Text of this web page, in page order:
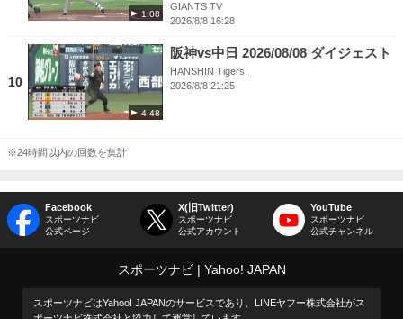
1:08
GIANTS TV
2026/8/8 16:28
10
4:48
阪神vs中日 2026/08/08 ダイジェスト
HANSHIN Tigers.
2026/8/8 21:25
※24時間以内の回数を集計
Facebook
スポーツナビ
公式ページ
X(旧Twitter)
スポーツナビ
公式アカウント
YouTube
スポーツナビ
公式チャンネル
スポーツナビ Yahoo! JAPAN
スポーツナビはYahoo! JAPANのサービスであり、LINEヤフー株式会社がス